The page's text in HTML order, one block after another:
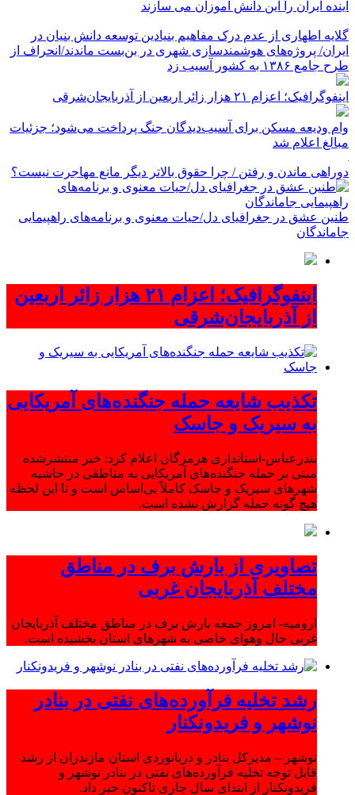
آینده ایران را این دانش آموزان می سازند
گلایه اطهاری از عدم درک مفاهیم بنیادین توسعه دانش بنیان در
ایران/ پروژه‌های هوشمندسازی شهری در بن‌بست ماندند/انحراف از
طرح جامع ۱۳۸۶ به کشور آسیب زد
اینفوگرافیک؛ اعزام ۲۱ هزار زائر اربعین از آذربایجان‌شرقی
وام ودیعه مسکن برای آسیب‌دیدگان جنگ پرداخت می‌شود؛ جزئیات
مبالغ اعلام شد
دوراهی ماندن و رفتن / چرا حقوق بالاتر دیگر مانع مهاجرت نیست؟
طنین عشق در جغرافیای دل/حیات معنوی و برنامه‌های راهپیمایی
جاماندگان
اینفوگرافیک؛ اعزام ۲۱ هزار زائر اربعین
از آذربایجان‌شرقی
تکذیب شایعه حمله جنگنده‌های آمریکایی
به سیریک و جاسک
بندرعباس-استانداری هرمزگان اعلام کرد: خبر منتشرشده
مبنی بر حمله جنگنده‌های آمریکایی به مناطقی در حاشیه
شهرهای سیریک و جاسک کاملاً بی‌اساس است و تا این لحظه
هیچ گونه حمله گزارش نشده است.
تصاویری از بارش برف در مناطق
مختلف آذربایجان غربی
ارومیه- امروز جمعه بارش برف در مناطق مختلف آذربایجان
غربی حال وهوای خاصی به شهرهای استان بخشیده است.
رشد تخلیه فرآورده‌های نفتی در بنادر
نوشهر و فریدونکنار
نوشهر – مدیرکل بنادر و دریانوردی استان مازندران از رشد
قابل توجه تخلیه فرآورده‌های نفتی در بنادر نوشهر و
فریدونکنار از ابتدای سال جاری تاکنون خبر داد.